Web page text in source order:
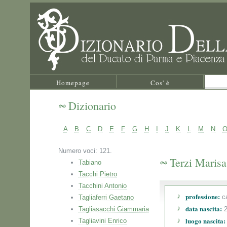
Homepage Cos' è
Dizionario
A B C D E F G H J K L M N O
Numero voci: 121.
Tabiano
Tacchi Pietro
Tacchini Antonio
Tagliaferri Gaetano
Tagliasacchi Giammaria
Tagliavini Enrico
Terzi Marisa
professione:
data nascita:
luogo nascita: